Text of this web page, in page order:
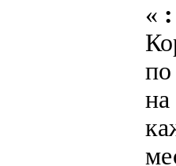
« :
на